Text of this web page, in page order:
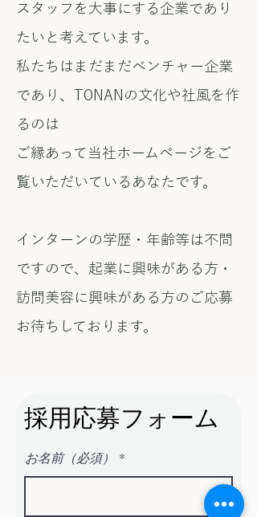
スタッフを大事にする企業であり
たいと考えています。
私たちはまだまだベンチャー企業
であり、TONANの文化や社風を作
るのは
ご縁あって当社ホームページをご
覧いただいているあなたです。
​インターンの学歴・年齢等は不問
ですので、起業に興味がある方・
訪問美容に興味がある方のご応募
お待ちしております。
採用応募フォーム
お名前（必須）